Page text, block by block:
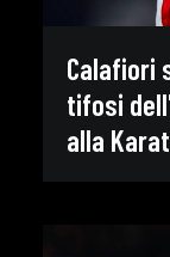
Calafiori
tifosi
alla